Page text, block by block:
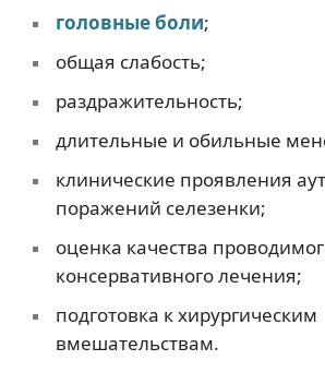
головные боли;
общая слабость;
раздражительность;
длительные и обильные
клинические проявления
поражений селезенки;
оценка качества
консервативного лечения;
подготовка к хирургическим
вмешательствам.